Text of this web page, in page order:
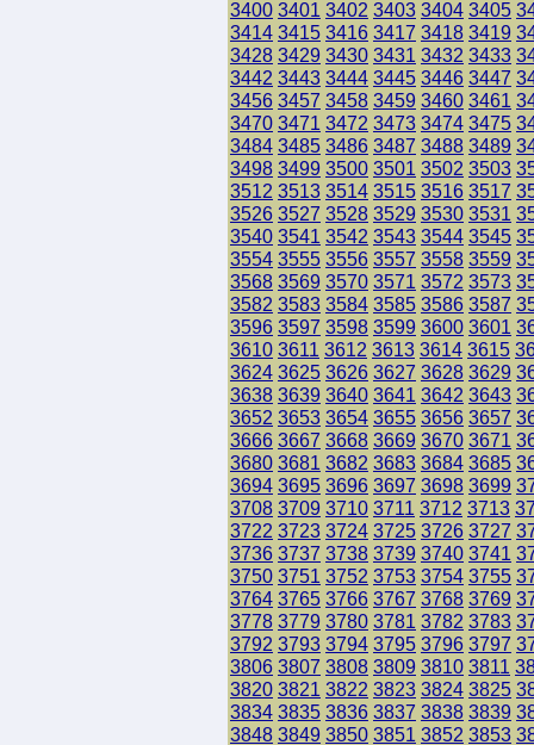
3400 3401 3402 3403 3404 3405
3414 3415 3416 3417 3418 3419
3428 3429 3430 3431 3432 3433
3442 3443 3444 3445 3446 3447
3456 3457 3458 3459 3460 3461
3470 3471 3472 3473 3474 3475
3484 3485 3486 3487 3488 3489
3498 3499 3500 3501 3502 3503
3512 3513 3514 3515 3516 3517
3526 3527 3528 3529 3530 3531
3540 3541 3542 3543 3544 3545
3554 3555 3556 3557 3558 3559
3568 3569 3570 3571 3572 3573
3582 3583 3584 3585 3586 3587
3596 3597 3598 3599 3600 3601
3610 3611 3612 3613 3614 3615
3624 3625 3626 3627 3628 3629
3638 3639 3640 3641 3642 3643
3652 3653 3654 3655 3656 3657
3666 3667 3668 3669 3670 3671
3680 3681 3682 3683 3684 3685
3694 3695 3696 3697 3698 3699
3708 3709 3710 3711 3712 3713
3722 3723 3724 3725 3726 3727
3736 3737 3738 3739 3740 3741
3750 3751 3752 3753 3754 3755
3764 3765 3766 3767 3768 3769
3778 3779 3780 3781 3782 3783
3792 3793 3794 3795 3796 3797
3806 3807 3808 3809 3810 3811
3820 3821 3822 3823 3824 3825
3834 3835 3836 3837 3838 3839
3848 3849 3850 3851 3852 3853